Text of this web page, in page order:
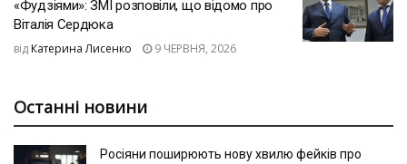
«Фудзіями»: ЗМІ розповіли, що відомо про
Віталія Сердюка
від Катерина Лисенко 9 ЧЕРВНЯ, 2026
Останні новини
Росіяни поширюють нову хвилю фейків про